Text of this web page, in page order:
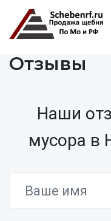
Отзывы
Наши
мусора в